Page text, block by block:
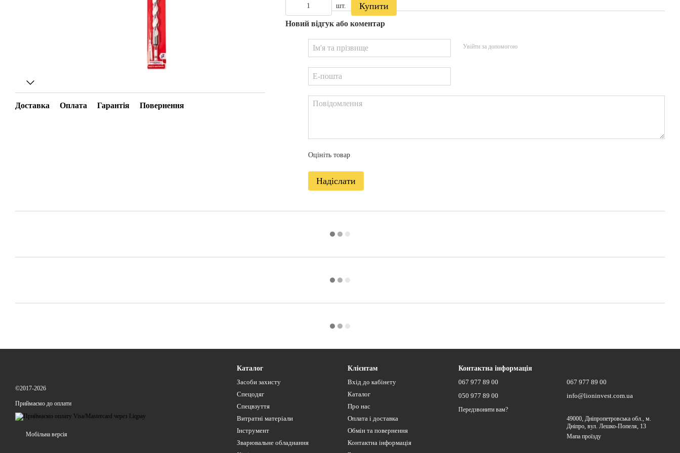
Доставка Оплата Гарантія Повернення
шт. Купити
Новий відгук або коментар
Увійти за допомогою
Оцініть товар
Надіслати
©2017-2026
Приймаємо до оплати
Мобільна версія
Каталог
Засоби захисту
Спецодяг
Спецвзуття
Витратні матеріали
Інструмент
Зварювальне обладнання
Клієнтам
Вхід до кабінету
Каталог
Про нас
Оплата і доставка
Обмін та повернення
Контактна інформація
Контактна інформація
067 977 89 00
050 977 89 00
Передзвонити вам?
067 977 89 00
info@lioninvest.com.ua
49000, Дніпропетровська обл., м.
Дніпро, вул. Лешко-Попеля, 13
Мапа проїзду